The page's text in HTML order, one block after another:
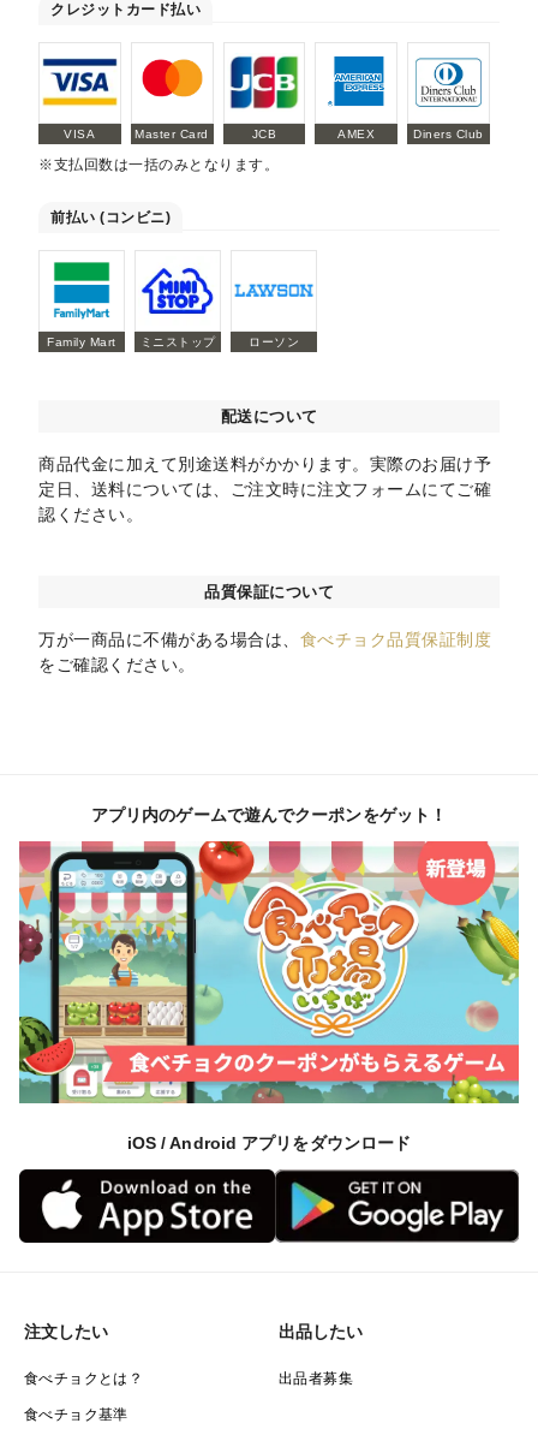
クレジットカード払い
VISA Master Card JCB AMEX Diners Club
※支払回数は一括のみとなります。
前払い (コンビニ)
Family Mart ミニストップ ローソン
配送について
商品代金に加えて別途送料がかかります。実際のお届け予
定日、送料については、ご注文時に注文フォームにてご確
認ください。
品質保証について
万が一商品に不備がある場合は、 食べチョク品質保証制度
をご確認ください。
アプリ内のゲームで遊んでクーポンをゲット！
iOS / Android アプリをダウンロード
注文したい
食べチョクとは？
食べチョク基準
出品したい
出品者募集